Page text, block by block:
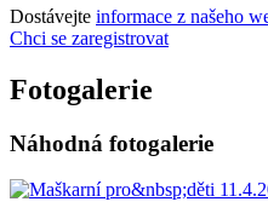
Dostávejte informace z našeho
Chci se zaregistrovat
Fotogalerie
Náhodná fotogalerie